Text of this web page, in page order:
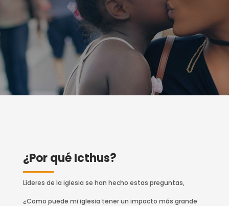
¿Por qué Icthus?
Líderes de la iglesia se han hecho estas preguntas,
¿Como puede mi iglesia tener un impacto más grande